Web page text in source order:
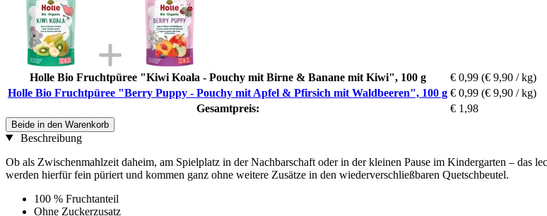
Holle Bio Fruchtpüree "Kiwi Koala - Pouchy mit Birne & Banane mit Kiwi", 100 g € 0,99 (€ 9,90 / kg)
Holle Bio Fruchtpüree "Berry Puppy - Pouchy mit Apfel & Pfirsich mit Waldbeeren", 100 g € 0,99 (€ 9,90 / kg)
Gesamtpreis:
€ 1,98
Beide in den Warenkorb
Beschreibung
Ob als Zwischenmahlzeit daheim, am Spielplatz in der Nachbarschaft oder in der kleinen Pause im Kindergarten –
werden hierfür fein püriert und kommen ganz ohne weitere Zusätze in den wiederverschließbaren Quetschbeutel.
100 % Fruchtanteil
Ohne Zuckerzusatz